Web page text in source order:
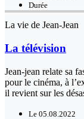
Durée
La vie de Jean-Jean
La télévision
Jean-jean relate sa
pour le cinéma, à
il revient sur les
Le 05.08.2022